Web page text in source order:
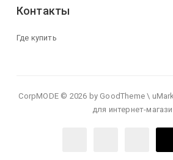
Контакты
Где купить
CorpMODE © 2026 by GoodTheme \
для интернет-